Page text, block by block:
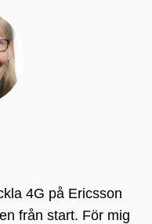
4G på Ericsson
från start. För mig